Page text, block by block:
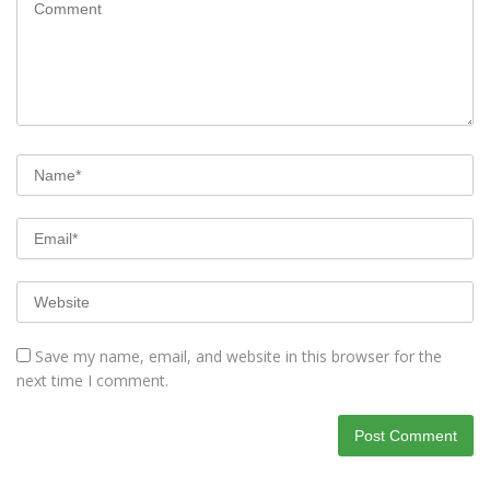
Save my name, email, and website in this browser for the
next time I comment.